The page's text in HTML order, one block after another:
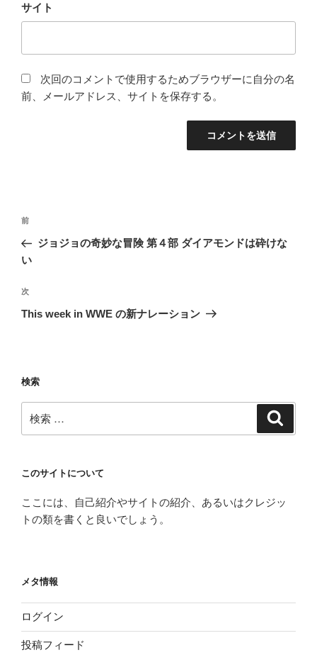
サイト
次回のコメントで使用するためブラウザーに自分の名
前、メールアドレス、サイトを保存する。
投
ナ
ゲ
ー
過
去
の
稿
前
ジョジョの奇妙な冒険 第４部 ダイアモンドは砕けな
い
次
の
次
This week in WWE の新ナレーション
検索
索:
このサイトについて
ここには、自己紹介やサイトの紹介、あるいはクレジッ
トの類を書くと良いでしょう。
メタ情報
ログイン
投稿フィード